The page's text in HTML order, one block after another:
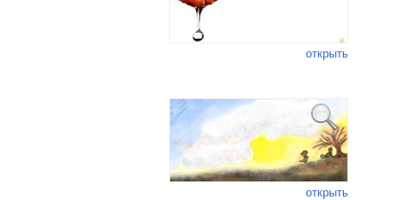
открыть
открыть